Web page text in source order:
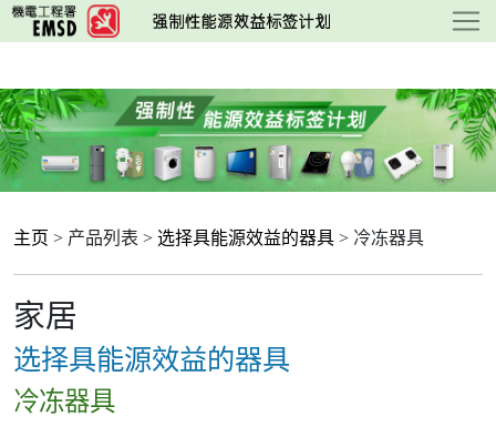
跳
至
要
内
容
主页 > 产品列表 > 选择具能源效益的器具 > 冷冻器具
家居
选择具能源效益的器具
冷冻器具